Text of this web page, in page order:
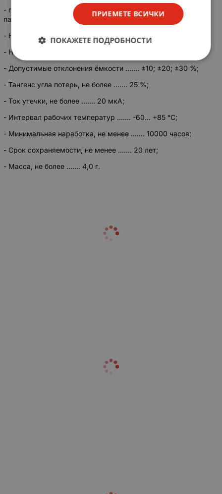
- приёмка «5» ОЖ0.464.037 ТУ. Основные технические
параметры конденсаторов К53-4:
- Номинальная ёмкость ....... 0,47... 100,0 мкФ;
- Номинальное напряжение ....... 6,3; 16; 20 В;
- Допустимые отклонения ёмкости ....... ±10; ±20; ±30 %;
- Тангенс угла потерь, не более ....... 25 %;
- Ток утечки, не более ....... 20 мкА;
- Интервал рабочих температур ....... -60... +85 °С;
- Минимальная наработка, не менее ....... 10000 часов;
- Срок сохраняемости, не менее ....... 20 лет;
- Масса, не более ....... 4,0 г.
ПРИЕМЕТЕ ВСИЧКИ
ПОКАЖЕТЕ ПОДРОБНОСТИ